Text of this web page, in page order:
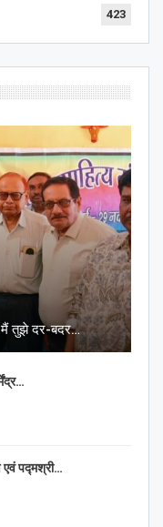
423
मैं तुझे दर-बदर…
एवं पद्मश्री…